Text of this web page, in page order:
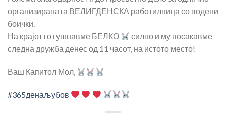
организираната ВЕЛИГДЕНСКА работилница со водени
боички.
На крајот го гушнавме БЕЛКО
силно и му посакавме
следна дружба денес од 11 часот, на истото место!
Ваш Капитол Мол,
#365денаљубов